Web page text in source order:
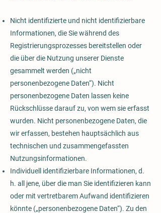
Nicht identifizierte und nicht identifizierbare
Informationen, die Sie während des
Registrierungsprozesses bereitstellen oder
die über die Nutzung unserer Dienste
gesammelt werden („nicht
personenbezogene Daten“). Nicht
personenbezogene Daten lassen keine
Rückschlüsse darauf zu, von wem sie erfasst
wurden. Nicht personenbezogene Daten, die
wir erfassen, bestehen hauptsächlich aus
technischen und zusammengefassten
Nutzungsinformationen.
Individuell identifizierbare Informationen, d.
h. all jene, über die man Sie identifizieren kann
oder mit vertretbarem Aufwand identifizieren
könnte („personenbezogene Daten“). Zu den